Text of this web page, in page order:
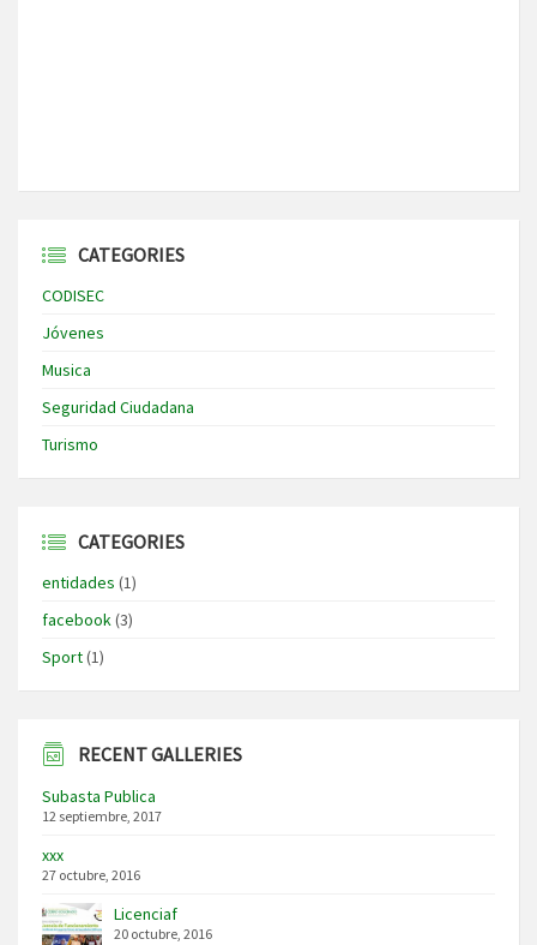
CATEGORIES
CODISEC
Jóvenes
Musica
Seguridad Ciudadana
Turismo
CATEGORIES
entidades (1)
facebook(3)
Sport(1)
RECENT GALLERIES
Subasta Publica
12 septiembre, 2017
xxx
27 octubre, 2016
Licenciaf
20 octubre, 2016